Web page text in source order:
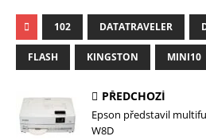
102 DATATRAVELER
FLASH KINGSTON MINI10
PŘEDCHOZÍ
Epson představil
W8D